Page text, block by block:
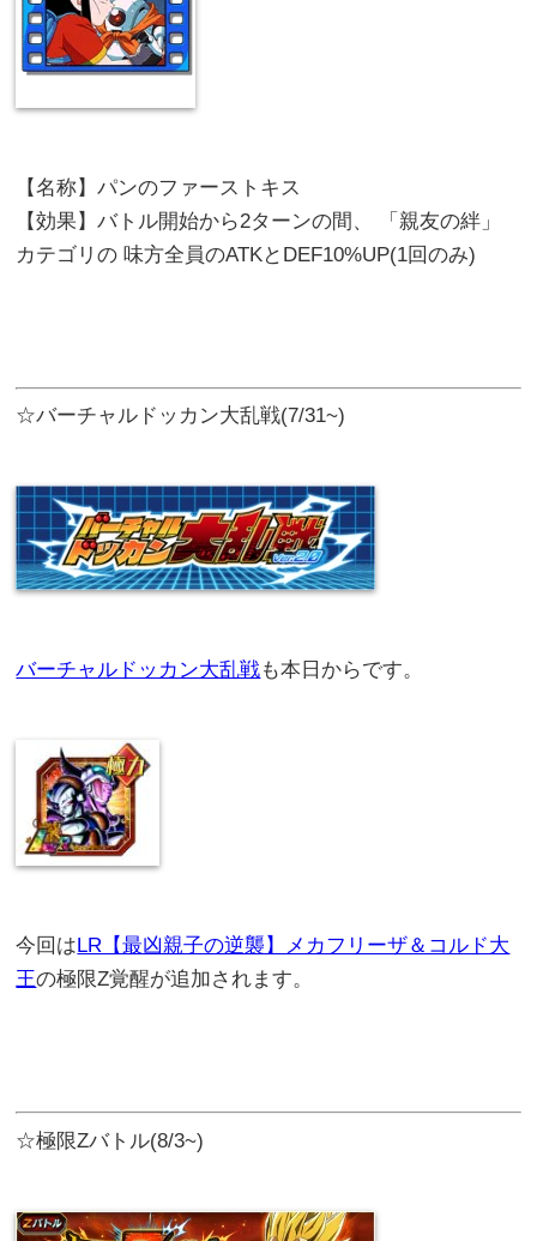
【名称】パンのファーストキス
【効果】バトル開始から2ターンの間、 「親友の絆」
カテゴリの 味方全員のATKとDEF10%UP(1回のみ)
☆バーチャルドッカン大乱戦(7/31~)
バーチャルドッカン大乱戦も本日からです。
今回は LR【最凶親子の逆襲】メカフリーザ＆コルド大
王の極限Z覚醒が追加されます。
☆極限Zバトル(8/3~)